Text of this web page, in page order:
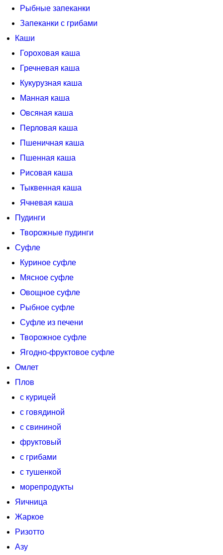
Рыбные запеканки
Запеканки с грибами
Каши
Гороховая каша
Гречневая каша
Кукурузная каша
Манная каша
Овсяная каша
Перловая каша
Пшеничная каша
Пшенная каша
Рисовая каша
Тыквенная каша
Ячневая каша
Пудинги
Творожные пудинги
Суфле
Куриное суфле
Мясное суфле
Овощное суфле
Рыбное суфле
Суфле из печени
Творожное суфле
Ягодно-фруктовое суфле
Омлет
Плов
с курицей
с говядиной
с свининой
фруктовый
с грибами
с тушенкой
морепродукты
Яичница
Жаркое
Ризотто
Азу